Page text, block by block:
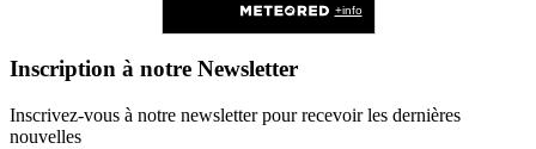
Inscription à notre Newsletter
Inscrivez-vous à notre newsletter pour recevoir les dernières
nouvelles